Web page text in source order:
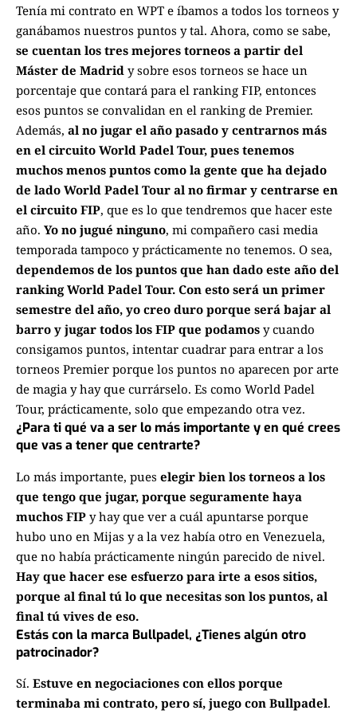
Tenía mi contrato en WPT e íbamos a todos los torneos y
ganábamos nuestros puntos y tal. Ahora, como se sabe,
se cuentan los tres mejores torneos a partir del
Máster de Madrid y sobre esos torneos se hace un
porcentaje que contará para el ranking FIP, entonces
esos puntos se convalidan en el ranking de Premier.
Además, al no jugar el año pasado y centrarnos más
en el circuito World Padel Tour, pues tenemos
muchos menos puntos como la gente que ha dejado
de lado World Padel Tour al no firmar y centrarse en
el circuito FIP, que es lo que tendremos que hacer este
año. Yo no jugué ninguno, mi compañero casi media
temporada tampoco y prácticamente no tenemos. O sea,
dependemos de los puntos que han dado este año del
ranking World Padel Tour. Con esto será un primer
semestre del año, yo creo duro porque será bajar al
barro y jugar todos los FIP que podamos y cuando
consigamos puntos, intentar cuadrar para entrar a los
torneos Premier porque los puntos no aparecen por arte
de magia y hay que currárselo. Es como World Padel
Tour, prácticamente, solo que empezando otra vez.
¿Para ti qué va a ser lo más importante y en qué crees
que vas a tener que centrarte?
Lo más importante, pues elegir bien los torneos a los
que tengo que jugar, porque seguramente haya
muchos FIP y hay que ver a cuál apuntarse porque
hubo uno en Mijas y a la vez había otro en Venezuela,
que no había prácticamente ningún parecido de nivel.
Hay que hacer ese esfuerzo para irte a esos sitios,
porque al final tú lo que necesitas son los puntos, al
final tú vives de eso.
Estás con la marca Bullpadel, ¿Tienes algún otro
patrocinador?
Sí. Estuve en negociaciones con ellos porque
terminaba mi contrato, pero sí, juego con Bullpadel.